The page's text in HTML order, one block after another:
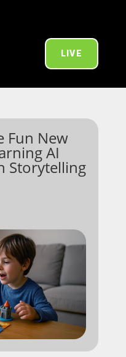
LIVE
Fun New
AI
Storytelling